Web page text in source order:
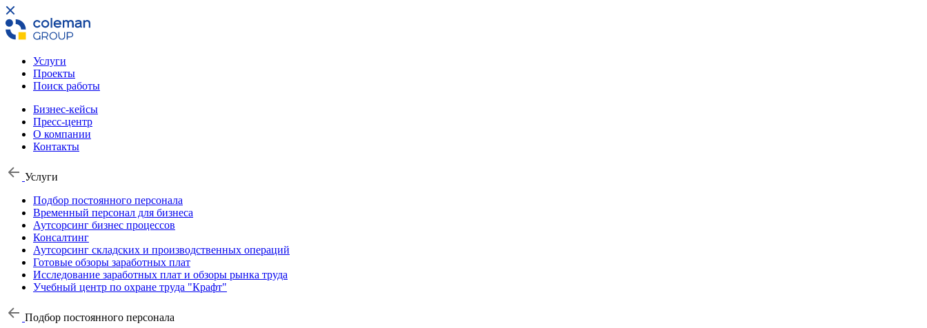
Услуги
Проекты
Поиск работы
Бизнес-кейсы
Пресс-центр
О компании
Контакты
Услуги
Подбор постоянного персонала
Временный персонал для бизнеса
Аутсорсинг бизнес процессов
Консалтинг
Аутсорсинг складских и производственных операций
Готовые обзоры заработных плат
Исследование заработных плат и обзоры рынка труда
Учебный центр по охране труда "Крафт"
Подбор постоянного персонала